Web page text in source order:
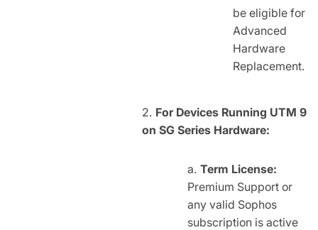
be eligible for
Advanced
Hardware
Replacement.
For Devices Running UTM 9
on SG Series Hardware:
Term License:
Premium Support or
any valid Sophos
subscription is active